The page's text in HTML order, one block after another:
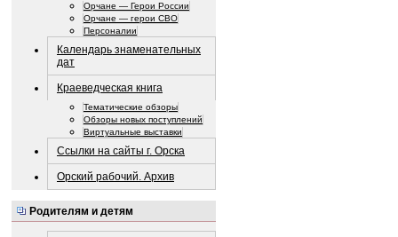
Орчане — Герои России
Орчане — герои СВО
Персоналии
Календарь знаменательных
дат
Краеведческая книга
Тематические обзоры
Обзоры новых поступлений
Виртуальные выставки
Ссылки на сайты г. Орска
Орский рабочий. Архив
Родителям и детям